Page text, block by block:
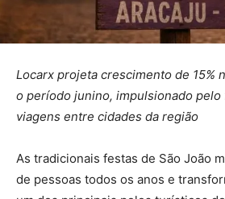
Locarx projeta crescimento de 15%
o período junino, impulsionado
viagens entre cidades da região
As tradicionais festas de São João
de pessoas todos os anos e